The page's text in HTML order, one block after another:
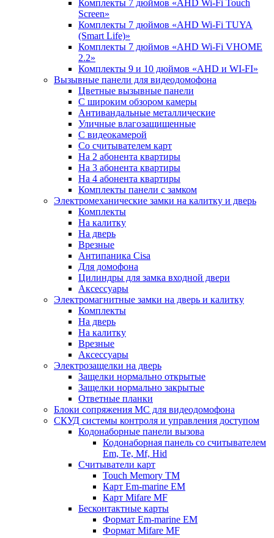
Комплекты 7 дюймов «AHD Wi-Fi Touch
Screen»
Комплекты 7 дюймов «AHD Wi-Fi TUYA
(Smart Life)»
Комплекты 7 дюймов «AHD Wi-Fi VHOME
2.2»
Комплекты 9 и 10 дюймов «AHD и WI-FI»
Вызывные панели для видеодомофона
Цветные вызывные панели
С широким обзором камеры
Антивандальные металлические
Уличные влагозащищенные
С видеокамерой
Со считывателем карт
На 2 абонента квартиры
На 3 абонента квартиры
На 4 абонента квартиры
Комплекты панели с замком
Электромеханические замки на калитку и дверь
Комплекты
На калитку
На дверь
Врезные
Антипаника Cisa
Для домофона
Цилиндры для замка входной двери
Аксессуары
Электромагнитные замки на дверь и калитку
Комплекты
На дверь
На калитку
Врезные
Аксессуары
Электрозащелки на дверь
Защелки нормально открытые
Защелки нормально закрытые
Ответные планки
Блоки сопряжения МС для видеодомофона
СКУД системы контроля и управления доступом
Кодонаборные панели вызова
Кодонаборная панель со считывателем
Em, Te, Mf, Hid
Считыватели карт
Touch Memory TM
Карт Em-marine EM
Карт Mifare MF
Бесконтактные карты
Формат Em-marine EM
Формат Mifare MF